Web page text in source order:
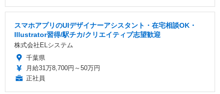
スマホアプリのUIデザイナーアシスタント・在宅相談OK・
Illustrator習得/駅チカ/クリエイティブ志望歓迎
株式会社ELシステム
千葉県
月給31万8,700円～50万円
正社員